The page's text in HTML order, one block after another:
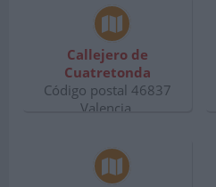
Callejero de
Cuatretonda
Código postal 46837
Valencia.